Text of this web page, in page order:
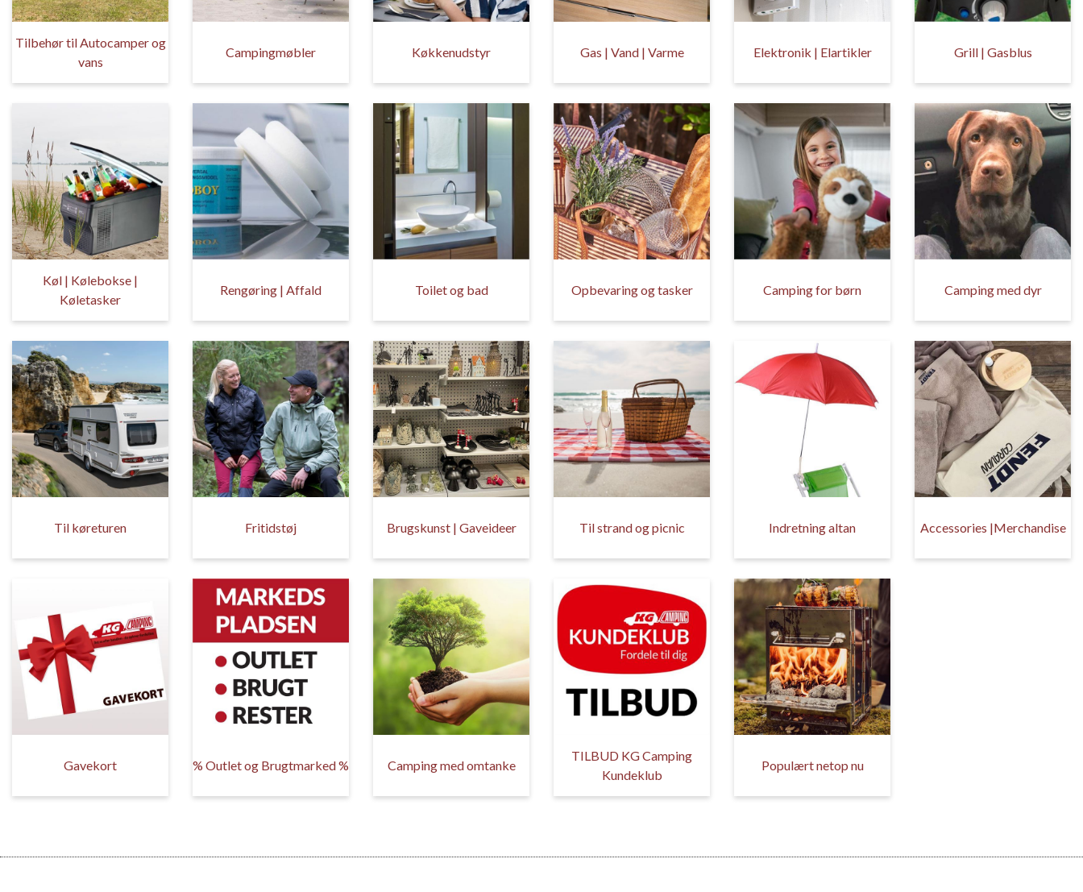
Tilbehør til Autocamper og
vans
Campingmøbler Køkkenudstyr Gas | Vand | Varme Elektronik | Elartikler Grill | Gasblus
Køl | Kølebokse |
Køletasker
Rengøring | Affald Toilet og bad Opbevaring og tasker Camping for børn Camping med dyr
Til køreturen Fritidstøj Brugskunst | Gaveideer Til strand og picnic Indretning altan Accessories |Merchandise
Gavekort % Outlet og Brugtmarked % Camping med omtanke
TILBUD KG Camping
Kundeklub
Populært netop nu